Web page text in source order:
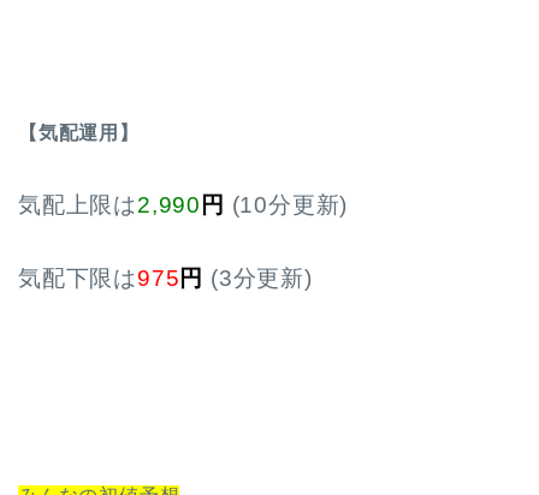
【気配運用】
気配上限は2,990 円 (10分更新)
気配下限は975 円 (3分更新)